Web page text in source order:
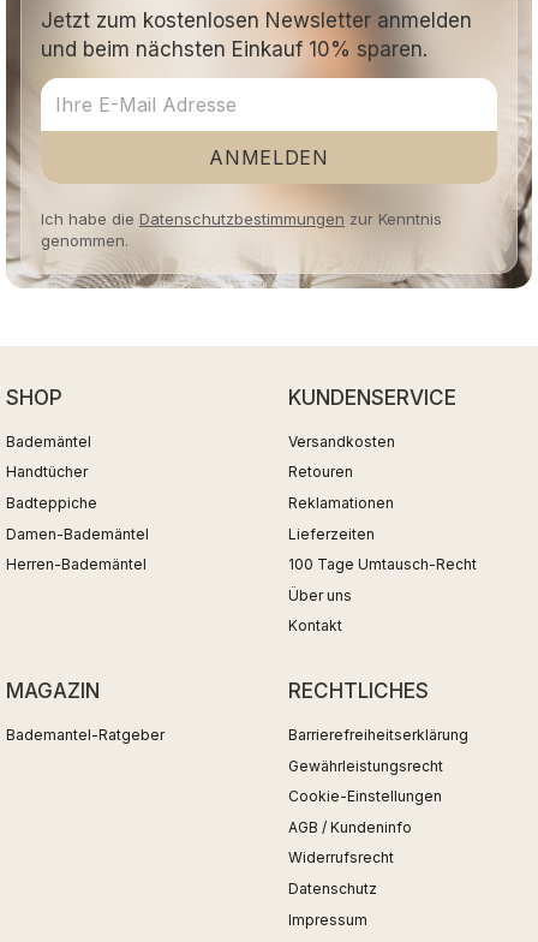
Jetzt zum kostenlosen Newsletter anmelden
und beim nächsten Einkauf 10% sparen.
ANMELDEN
Ich habe die Datenschutzbestimmungen zur Kenntnis
genommen.
SHOP
Bademäntel
Handtücher
Badteppiche
Damen-Bademäntel
Herren-Bademäntel
KUNDENSERVICE
Versandkosten
Retouren
Reklamationen
Lieferzeiten
100 Tage Umtausch-Recht
Über uns
Kontakt
MAGAZIN
Bademantel-Ratgeber
RECHTLICHES
Barrierefreiheitserklärung
Gewährleistungsrecht
Cookie-Einstellungen
AGB / Kundeninfo
Widerrufsrecht
Datenschutz
Impressum